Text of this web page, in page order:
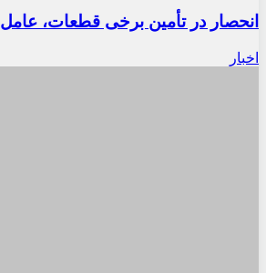
انحصار در تأمین برخی قطعات،
اخبار